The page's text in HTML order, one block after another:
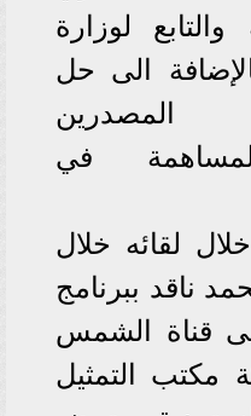
لوزارة
الى حل
المصدرين
في
لقائه خلال
ناقد ببرنامج
قناة الشمس
التمثيل